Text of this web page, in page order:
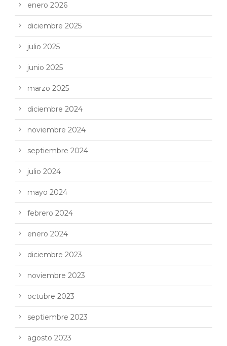
enero 2026
diciembre 2025
julio 2025
junio 2025
marzo 2025
diciembre 2024
noviembre 2024
septiembre 2024
julio 2024
mayo 2024
febrero 2024
enero 2024
diciembre 2023
noviembre 2023
octubre 2023
septiembre 2023
agosto 2023